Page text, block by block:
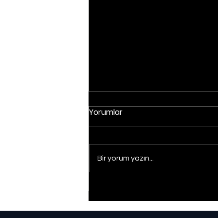
Düzce'de yangın:
Müdahale sürüyor
Yorumlar
Bir yorum yazın...